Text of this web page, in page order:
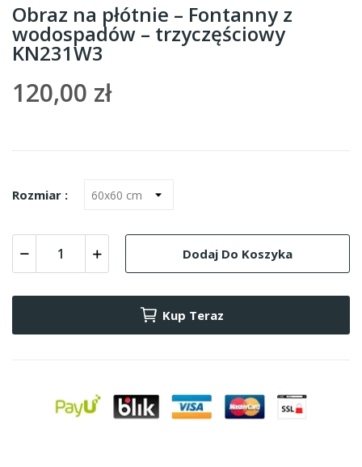
Obraz na płótnie – Fontanny z
wodospadów – trzyczęściowy
KN231W3
120,00 zł
Rozmiar :
Dodaj Do Koszyka
Kup Teraz